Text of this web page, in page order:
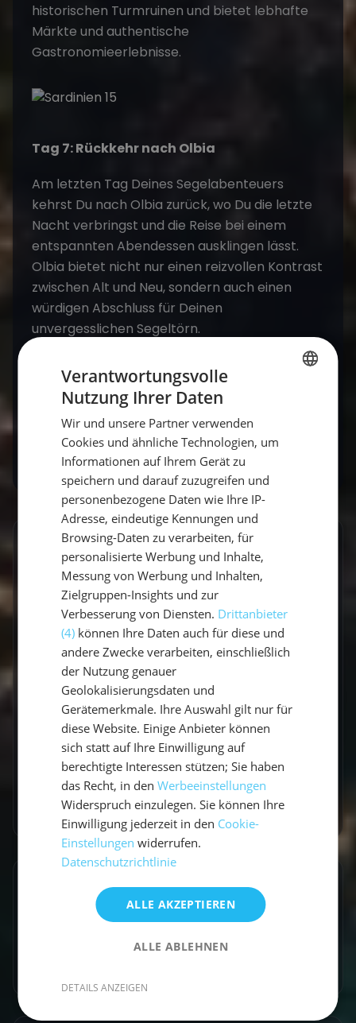
historischen Turmruinen und bietet lebhafte
Märkte und authentische
Gastronomieerlebnisse.
Tag 7: Rückkehr nach Olbia
Am letzten Tag Deines Segelabenteuers
kehrst Du nach Olbia zurück, wo Du die letzte
Nacht verbringst und die Reise bei einem
entspannten Abendessen ausklingen lässt.
Olbia bietet nicht nur einen reizvollen Kontrast
zwischen Alt und Neu, sondern auch einen
würdigen Abschluss für Deinen
unvergesslichen Segeltörn.
Diese Route bietet eine perfekte Kombination
aus Entspannung, Abenteuer und kulturellem
Reichtum und ist der ideale Weg, um die Costa
Smeralda zu erleben.
GESCHRIEBEN VON
Lucas Schmitt
Travel Experte
Ich bin Lucas, Travel Experte und war schon
auf allen Kontinenten unterwegs. Ich Liebe das
Segeln und Nehme euch gerne mit auf meine
Reise.
Zum Autorenprofil→
Entdecke ähnliche Törns
Finde deinen perfekten Segeltörn
Verantwortungsvolle
Nutzung Ihrer Daten
Wir und unsere Partner verwenden
Cookies und ähnliche Technologien, um
Informationen auf Ihrem Gerät zu
speichern und darauf zuzugreifen und
personenbezogene Daten wie Ihre IP-
Adresse, eindeutige Kennungen und
Browsing-Daten zu verarbeiten, für
personalisierte Werbung und Inhalte,
Messung von Werbung und Inhalten,
Zielgruppen-Insights und zur
Verbesserung von Diensten. Drittanbieter
(4) können Ihre Daten auch für diese und
andere Zwecke verarbeiten, einschließlich
der Nutzung genauer
Geolokalisierungsdaten und
Gerätemerkmale. Ihre Auswahl gilt nur für
diese Website. Einige Anbieter können
sich statt auf Ihre Einwilligung auf
berechtigte Interessen stützen; Sie haben
das Recht, in denWerbeeinstellungen
Widerspruch einzulegen. Sie können Ihre
Einwilligung jederzeit in den Cookie-
Einstellungen widerrufen.
Datenschutzrichtlinie
ALLE AKZEPTIEREN
ALLE ABLEHNEN
DETAILS ANZEIGEN